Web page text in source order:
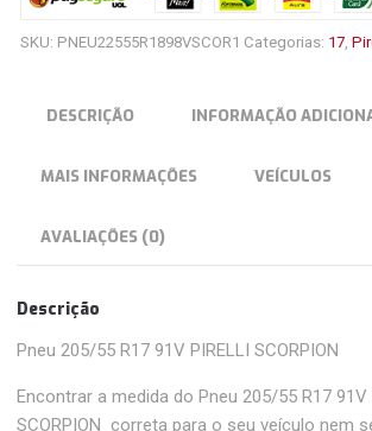
SKU: PNEU22555R1898VSCOR1 Categorias: 17,
DESCRIÇÃO INFORMAÇÃO
MAIS INFORMAÇÕES VEÍCULOS
AVALIAÇÕES (0)
Descrição
Pneu 205/55 R17 91V PIRELLI SCORPION
Encontrar a medida do Pneu 205/55 R17 91V
SCORPION correta para o seu veículo nem